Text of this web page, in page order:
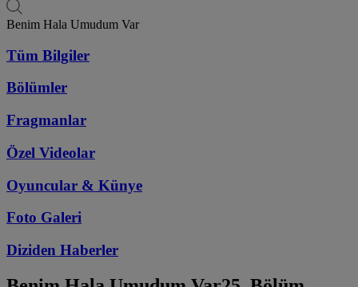
Benim Hala Umudum Var
Tüm Bilgiler
Bölümler
Fragmanlar
Özel Videolar
Oyuncular & Künye
Foto Galeri
Diziden Haberler